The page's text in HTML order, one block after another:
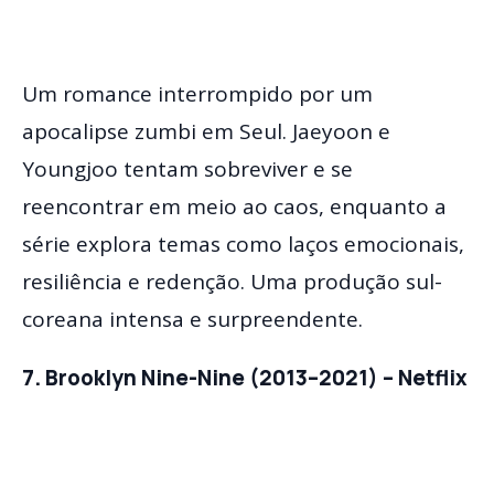
Um romance interrompido por um
apocalipse zumbi em Seul. Jaeyoon e
Youngjoo tentam sobreviver e se
reencontrar em meio ao caos, enquanto a
série explora temas como laços emocionais,
resiliência e redenção. Uma produção sul-
coreana intensa e surpreendente.
7. Brooklyn Nine-Nine (2013–2021) – Netflix